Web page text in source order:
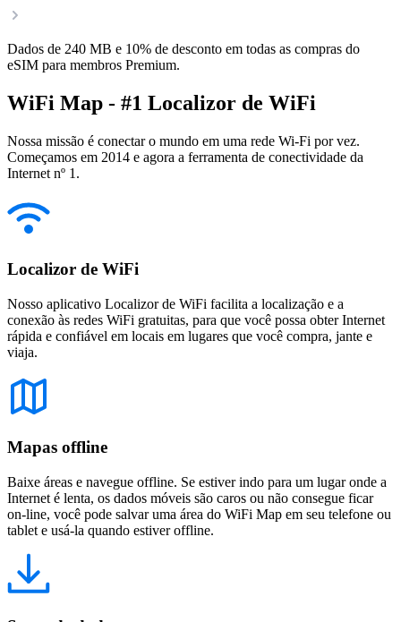
Dados de 240 MB e 10% de desconto em todas as compras do
eSIM para membros Premium.
WiFi Map - #1 Localizor de WiFi
Nossa missão é conectar o mundo em uma rede Wi-Fi por vez.
Começamos em 2014 e agora a ferramenta de conectividade da
Internet nº 1.
Localizor de WiFi
Nosso aplicativo Localizor de WiFi facilita a localização e a
conexão às redes WiFi gratuitas, para que você possa obter Internet
rápida e confiável em locais em lugares que você compra, jante e
viaja.
Mapas offline
Baixe áreas e navegue offline. Se estiver indo para um lugar onde a
Internet é lenta, os dados móveis são caros ou não consegue ficar
on-line, você pode salvar uma área do WiFi Map em seu telefone ou
tablet e usá-la quando estiver offline.